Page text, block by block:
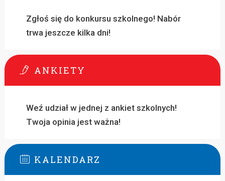
Zgłoś się do konkursu szkolnego! Nabór
trwa jeszcze kilka dni!
ANKIETY
Weź udział w jednej z ankiet szkolnych!
Twoja opinia jest ważna!
KALENDARZ